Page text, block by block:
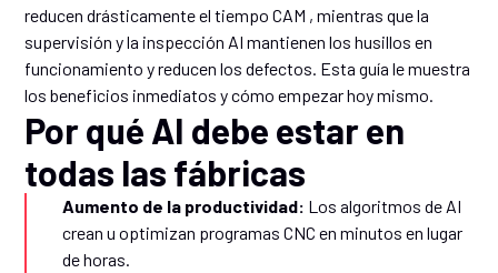
reducen drásticamente el tiempo CAM , mientras que la
supervisión y la inspección AI mantienen los husillos en
funcionamiento y reducen los defectos. Esta guía le muestra
los beneficios inmediatos y cómo empezar hoy mismo.
Por qué AI debe estar en
todas las fábricas
Aumento de la productividad: Los algoritmos de AI
crean u optimizan programas CNC en minutos en lugar
de horas.